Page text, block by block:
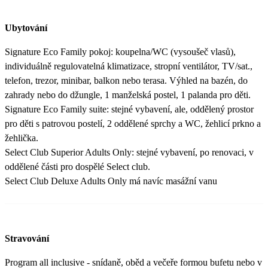
Ubytování
Signature Eco Family pokoj: koupelna/WC (vysoušeč vlasů),
individuálně regulovatelná klimatizace, stropní ventilátor, TV/sat.,
telefon, trezor, minibar, balkon nebo terasa. Výhled na bazén, do
zahrady nebo do džungle, 1 manželská postel, 1 palanda pro děti.
Signature Eco Family suite: stejné vybavení, ale, oddělený prostor
pro děti s patrovou postelí, 2 oddělené sprchy a WC, žehlicí prkno a
žehlička.
Select Club Superior Adults Only: stejné vybavení, po renovaci, v
oddělené části pro dospělé Select club.
Select Club Deluxe Adults Only má navíc masážní vanu
Stravování
Program all inclusive - snídaně, oběd a večeře formou bufetu nebo v